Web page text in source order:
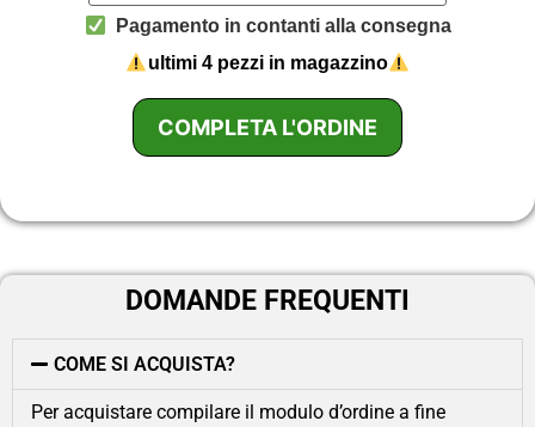
Pagamento in contanti alla consegna
ultimi 4 pezzi in magazzino
COMPLETA L'ORDINE
DOMANDE FREQUENTI
COME SI ACQUISTA?
Per acquistare compilare il modulo d’ordine a fine